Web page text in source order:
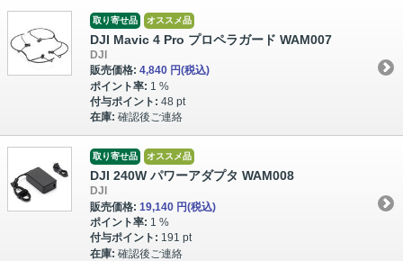
取り寄せ品 オススメ品
DJI Mavic 4 Pro プロペラガード WAM007
DJI
販売価格: 4,840 円(税込)
ポイント率: 1 %
付与ポイント: 48 pt
在庫: 確認後ご連絡
取り寄せ品 オススメ品
DJI 240W パワーアダプタ WAM008
DJI
販売価格: 19,140 円(税込)
ポイント率: 1 %
付与ポイント: 191 pt
在庫: 確認後ご連絡